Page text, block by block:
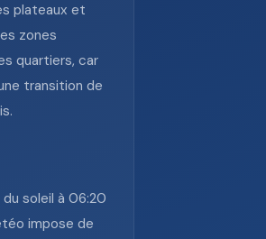
plateaux et
zones
quartiers, car
transition de
soleil à 06:20
impose de